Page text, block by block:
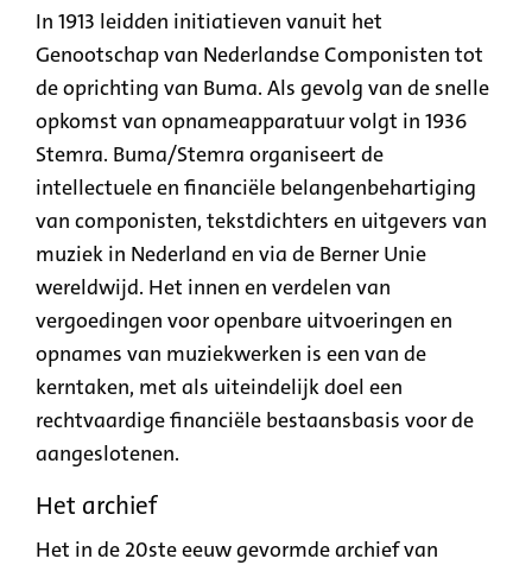
In 1913 leidden initiatieven vanuit het
Genootschap van Nederlandse Componisten tot
de oprichting van Buma. Als gevolg van de snelle
opkomst van opnameapparatuur volgt in 1936
Stemra. Buma/Stemra organiseert de
intellectuele en financiële belangenbehartiging
van componisten, tekstdichters en uitgevers van
muziek in Nederland en via de Berner Unie
wereldwijd. Het innen en verdelen van
vergoedingen voor openbare uitvoeringen en
opnames van muziekwerken is een van de
kerntaken, met als uiteindelijk doel een
rechtvaardige financiële bestaansbasis voor de
aangeslotenen.
Het archief
Het in de 20ste eeuw gevormde archief van